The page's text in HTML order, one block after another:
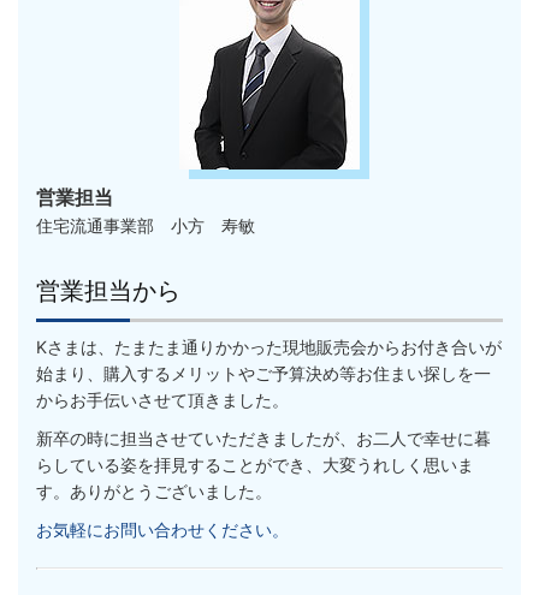
営業担当
住宅流通事業部 小方 寿敏
営業担当から
Kさまは、たまたま通りかかった現地販売会からお付き合いが
始まり、購入するメリットやご予算決め等お住まい探しを一
からお手伝いさせて頂きました。
新卒の時に担当させていただきましたが、お二人で幸せに暮
らしている姿を拝見することができ、大変うれしく思いま
す。ありがとうございました。
お気軽にお問い合わせください。